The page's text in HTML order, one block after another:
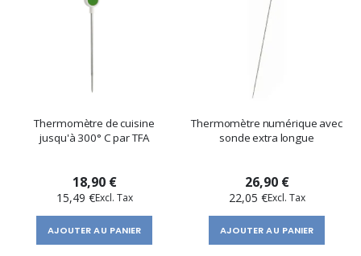
Thermomètre de cuisine
jusqu'à 300° C par TFA
18,90 €
15,49 €
AJOUTER AU PANIER
Thermomètre numérique avec
sonde extra longue
26,90 €
22,05 €
AJOUTER AU PANIER